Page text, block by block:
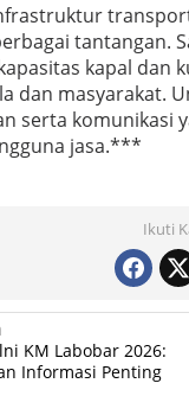
tantangan.
kapal dan
dan masyarakat.
serta komunikasi
jasa.***
Ikuti
KM Labobar 2026:
Informasi Penting